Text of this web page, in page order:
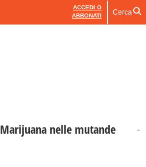
ACCEDI O
ABBONATI
Cerca
Marijuana nelle mutande